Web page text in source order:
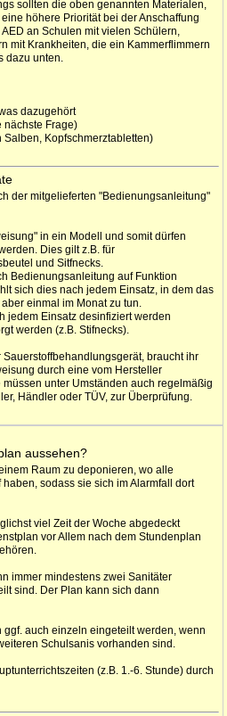
sollten die oben genannten Materialen,
höhere Priorität bei der Anschaffung
an Schulen mit vielen Schülern,
mit Krankheiten, die ein Kammerflimmern
dazu unten.
dazugehört
nächste Frage)
Kopfschmerztabletten)
der mitgelieferten "Bedienungsanleitung"
in ein Modell und somit dürfen
Dies gilt z.B. für
und Sitfnecks.
Bedienungsanleitung auf Funktion
sich dies nach jedem Einsatz, in dem das
einmal im Monat zu tun.
jedem Einsatz desinfiziert werden
werden (z.B. Stifnecks).
Sauerstoffbehandlungsgerät, braucht ihr
durch eine vom Hersteller
unter Umständen auch regelmäßig
Händler oder TÜV, zur Überprüfung.
aussehen?
Raum zu deponieren, wo alle
sodass sie sich im Alarmfall dort
viel Zeit der Woche abgedeckt
vor Allem nach dem Stundenplan
immer mindestens zwei Sanitäter
sind. Der Plan kann sich dann
ggf. auch einzeln eingeteilt werden, wenn
Schulsanis vorhanden sind.
(z.B. 1.-6. Stunde) durch